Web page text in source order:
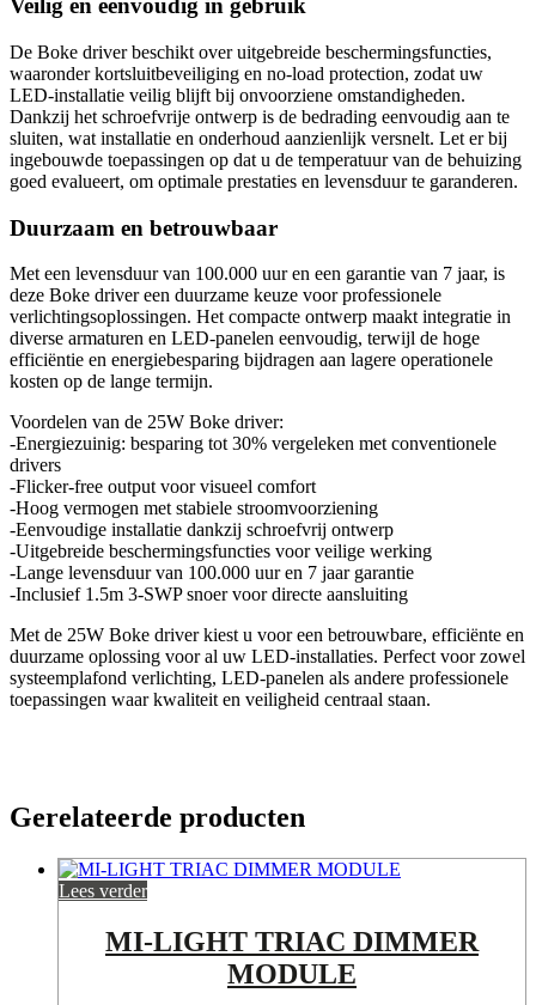
Veilig en eenvoudig in gebruik
De Boke driver beschikt over uitgebreide beschermingsfuncties,
waaronder kortsluitbeveiliging en no-load protection, zodat uw
LED-installatie veilig blijft bij onvoorziene omstandigheden.
Dankzij het schroefvrije ontwerp is de bedrading eenvoudig aan te
sluiten, wat installatie en onderhoud aanzienlijk versnelt. Let er bij
ingebouwde toepassingen op dat u de temperatuur van de behuizing
goed evalueert, om optimale prestaties en levensduur te garanderen.
Duurzaam en betrouwbaar
Met een levensduur van 100.000 uur en een garantie van 7 jaar, is
deze Boke driver een duurzame keuze voor professionele
verlichtingsoplossingen. Het compacte ontwerp maakt integratie in
diverse armaturen en LED-panelen eenvoudig, terwijl de hoge
efficiëntie en energiebesparing bijdragen aan lagere operationele
kosten op de lange termijn.
Voordelen van de 25W Boke driver:
-Energiezuinig: besparing tot 30% vergeleken met conventionele
drivers
-Flicker-free output voor visueel comfort
-Hoog vermogen met stabiele stroomvoorziening
-Eenvoudige installatie dankzij schroefvrij ontwerp
-Uitgebreide beschermingsfuncties voor veilige werking
-Lange levensduur van 100.000 uur en 7 jaar garantie
-Inclusief 1.5m 3-SWP snoer voor directe aansluiting
Met de 25W Boke driver kiest u voor een betrouwbare, efficiënte en
duurzame oplossing voor al uw LED-installaties. Perfect voor zowel
systeemplafond verlichting, LED-panelen als andere professionele
toepassingen waar kwaliteit en veiligheid centraal staan.
Gerelateerde producten
Lees verder
MI-LIGHT TRIAC DIMMER
MODULE